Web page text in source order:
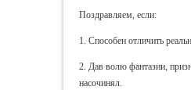
Поздравляем, если:
1. Способен отличить
2. Дав волю фантазии,
насочинял.